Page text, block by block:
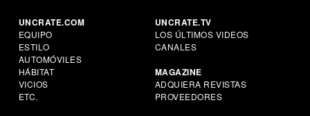
UNCRATE.COM
EQUIPO
ESTILO
AUTOMÓVILES
HÁBITAT
VICIOS
ETC.
UNCRATE.TV
LOS ÚLTIMOS VIDEOS
CANALES
MAGAZINE
ADQUIERA REVISTAS
PROVEEDORES